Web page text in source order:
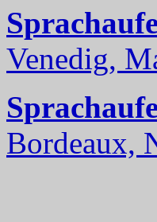
Venedig,
Bordeaux,